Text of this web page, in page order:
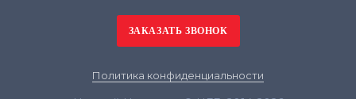
Политика конфиденциальности